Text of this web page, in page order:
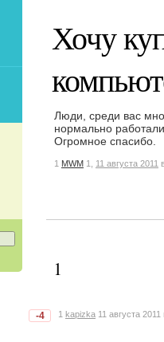
Хочу
Люди, среди вас
нормально
Огромное спасибо.
1 MWM 1, 11 августа 2011
1
-4 1 kapizka 11 августа